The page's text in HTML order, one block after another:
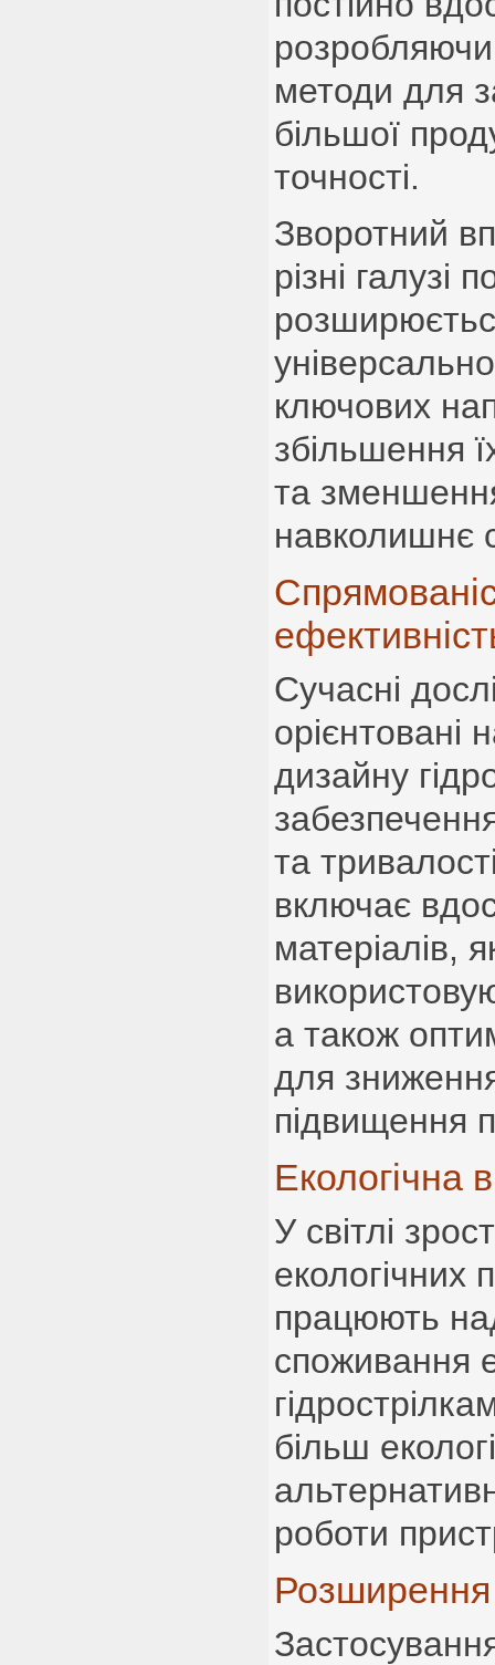
методи для
більшої
точності.
Зворотний
різні галузі
ключових
збільшення
та
навколишнє
Сучасні
орієнтовані
дизайну
та
включає
матеріалів,
а також
для
підвищення
Екологічна
У світлі
екологічних
працюють
споживання
більш
роботи
Розширення